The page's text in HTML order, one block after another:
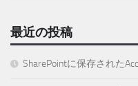
最近の投稿
SharePointに保存された